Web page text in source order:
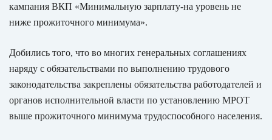
кампания ВКП «Минимальную зарплату-на уровень не
ниже прожиточного минимума».
Добились того, что во многих генеральных соглашениях
наряду с обязательствами по выполнению трудового
законодательства закреплены обязательства работодателей и
органов исполнительной власти по установлению МРОТ
выше прожиточного минимума трудоспособного населения.